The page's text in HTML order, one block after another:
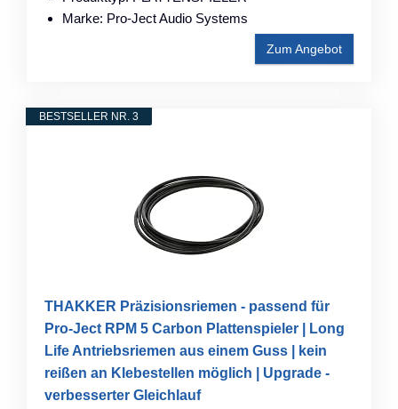
Marke: Pro-Ject Audio Systems
Zum Angebot
BESTSELLER NR. 3
THAKKER Präzisionsriemen - passend für
Pro-Ject RPM 5 Carbon Plattenspieler | Long
Life Antriebsriemen aus einem Guss | kein
reißen an Klebestellen möglich | Upgrade -
verbesserter Gleichlauf